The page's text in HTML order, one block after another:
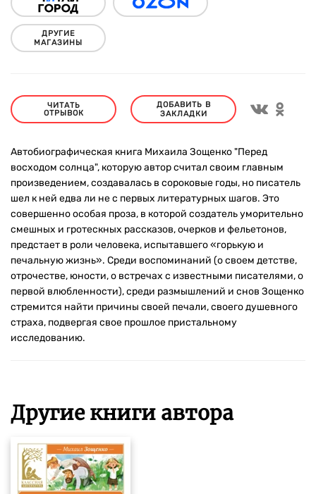
ДРУГИЕ
МАГАЗИНЫ
ЧИТАТЬ
ОТРЫВОК
ДОБАВИТЬ В
ЗАКЛАДКИ
Автобиографическая книга Михаила Зощенко "Перед
восходом солнца", которую автор считал своим главным
произведением, создавалась в сороковые годы, но писатель
шел к ней едва ли не с первых литературных шагов. Это
совершенно особая проза, в которой создатель уморительно
смешных и гротескных рассказов, очерков и фельетонов,
предстает в роли человека, испытавшего «горькую и
печальную жизнь». Среди воспоминаний (о своем детстве,
отрочестве, юности, о встречах с известными писателями, о
первой влюбленности), среди размышлений и снов Зощенко
стремится найти причины своей печали, своего душевного
страха, подвергая свое прошлое пристальному
исследованию.
Другие книги автора